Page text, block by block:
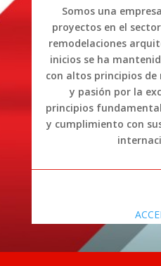
Somos una
proyectos en el
remodelaciones
inicios se ha
con altos principios de
y pasión por la
principios
y cumplimiento con